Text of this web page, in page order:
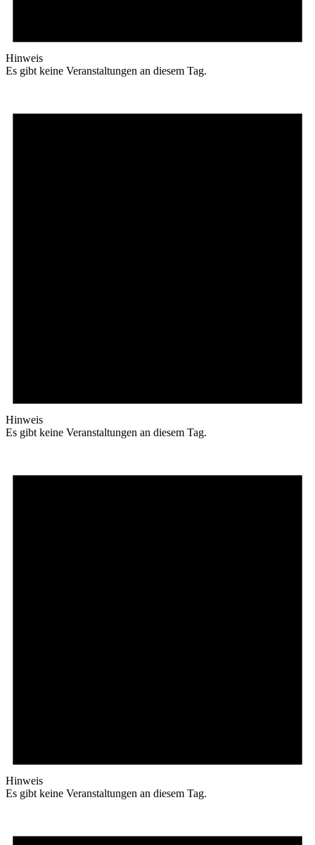
Hinweis
Es gibt keine Veranstaltungen an diesem Tag.
Hinweis
Es gibt keine Veranstaltungen an diesem Tag.
Hinweis
Es gibt keine Veranstaltungen an diesem Tag.